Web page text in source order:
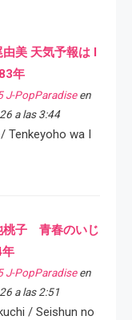
由美 天気予報は I
年
J-PopParadiseen
a las 3:44
Tenkeyoho wa I
桃子 青春のいじ
J-PopParadiseen
a las 2:51
/ Seishun no